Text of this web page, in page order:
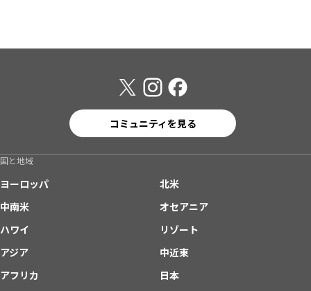
コミュニティを見る
国と地域
ヨーロッパ
北米
中南米
オセアニア
ハワイ
リゾート
アジア
中近東
アフリカ
日本